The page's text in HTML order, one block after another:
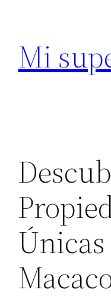
contenido
Mi